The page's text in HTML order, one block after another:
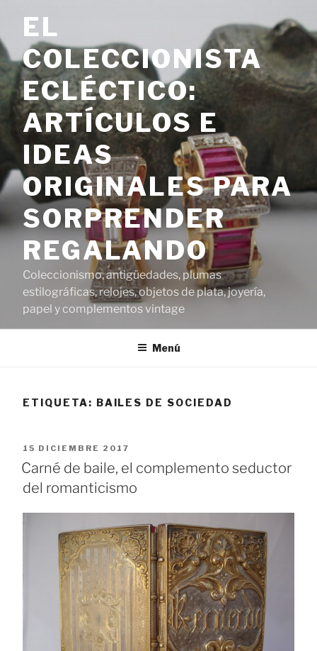
contenido
EL
COLECCIONISTA
ECLÉCTICO:
ARTÍCULOS E
IDEAS
ORIGINALES PARA
SORPRENDER
REGALANDO
Coleccionismo, antigüedades, plumas
estilográficas, relojes, objetos de plata, joyería,
papel y complementos vintage
Menú
ETIQUETA: BAILES DE SOCIEDAD
PUBLICADO
EL
15 DICIEMBRE 2017
Carné de baile, el complemento seductor
del romanticismo